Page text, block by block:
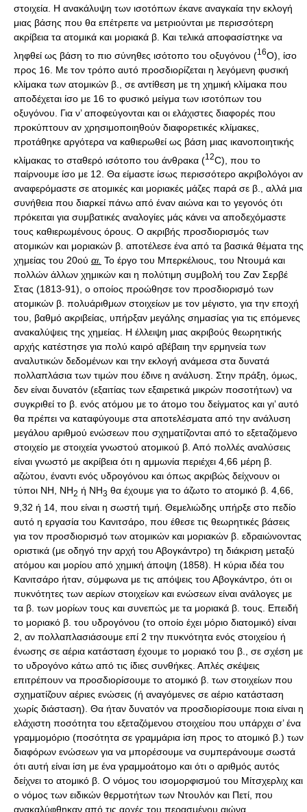
στοιχεία. Η ανακάλυψη των ισοτόπων έκανε αναγκαία την εκλογή
μιας βάσης που θα επέτρεπε να μετριούνται με περισσότερη
ακρίβεια τα ατομικά και μοριακά β. Και τελικά αποφασίστηκε να
ληφθεί ως βάση το πιο σύνηθες ισότοπο του οξυγόνου (16Ο), ίσο
προς 16. Με τον τρόπο αυτό προσδιορίζεται η λεγόμενη φυσική
κλίμακα των ατομικών β., σε αντίθεση με τη χημική κλίμακα που
αποδέχεται ίσο με 16 το φυσικό μείγμα των ισοτόπων του
οξυγόνου. Για ν’ αποφεύγονται και οι ελάχιστες διαφορές που
προκύπτουν αν χρησιμοποιηθούν διαφορετικές κλίμακες,
προτάθηκε αργότερα να καθιερωθεί ως βάση μιας ικανοποιητικής
κλίμακας το σταθερό ισότοπο του άνθρακα (12C), που το
παίρνουμε ίσο με 12. Θα είμαστε ίσως περισσότερο ακριβολόγοι αν
αναφερόμαστε σε ατομικές και μοριακές μάζες παρά σε β., αλλά μια
συνήθεια που διαρκεί πάνω από έναν αιώνα και το γεγονός ότι
πρόκειται για συμβατικές αναλογίες μάς κάνει να αποδεχόμαστε
τους καθιερωμένους όρους. Ο ακριβής προσδιορισμός των
ατομικών και μοριακών β. αποτέλεσε ένα από τα βασικά θέματα της
χημείας του 20ού αι. Το έργο του Μπερκέλιους, του Ντουμά και
πολλών άλλων χημικών και η πολύτιμη συμβολή του Ζαν Σερβέ
Στας (1813-91), ο οποίος προώθησε τον προσδιορισμό των
ατομικών β. πολυάριθμων στοιχείων με τον μέγιστο, για την εποχή
του, βαθμό ακριβείας, υπήρξαν μεγάλης σημασίας για τις επόμενες
ανακαλύψεις της χημείας. Η έλλειψη μιας ακριβούς θεωρητικής
αρχής κατέστησε για πολύ καιρό αβέβαιη την ερμηνεία των
αναλυτικών δεδομένων και την εκλογή ανάμεσα στα δυνατά
πολλαπλάσια των τιμών που έδινε η ανάλυση. Στην πράξη, όμως,
δεν είναι δυνατόν (εξαιτίας των εξαιρετικά μικρών ποσοτήτων) να
συγκριθεί το β. ενός ατόμου με το άτομο του δείγματος και γι’ αυτό
θα πρέπει να καταφύγουμε στα αποτελέσματα από την ανάλυση
μεγάλου αριθμού ενώσεων που σχηματίζονται από το εξεταζόμενο
στοιχείο με στοιχεία γνωστού ατομικού β. Από πολλές αναλύσεις
είναι γνωστό με ακρίβεια ότι η αμμωνία περιέχει 4,66 μέρη β.
αζώτου, έναντι ενός υδρογόνου και όπως ακριβώς δείχνουν οι
τύποι ΝΗ, ΝΗ2 ή ΝΗ3 θα έχουμε για το άζωτο το ατομικό β. 4,66,
9,32 ή 14, που είναι η σωστή τιμή. Θεμελιώδης υπήρξε στο πεδίο
αυτό η εργασία του Κανιτσάρο, που έθεσε τις θεωρητικές βάσεις
για τον προσδιορισμό των ατομικών και μοριακών β. εδραιώνοντας
οριστικά (με οδηγό την αρχή του Αβογκάντρο) τη διάκριση μεταξύ
ατόμου και μορίου από χημική άποψη (1858). Η κύρια ιδέα του
Κανιτσάρο ήταν, σύμφωνα με τις απόψεις του Αβογκάντρο, ότι οι
πυκνότητες των αερίων στοιχείων και ενώσεων είναι ανάλογες με
τα β. των μορίων τους και συνεπώς με τα μοριακά β. τους. Επειδή
το μοριακό β. του υδρογόνου (το οποίο έχει μόριο διατομικό) είναι
2, αν πολλαπλασιάσουμε επί 2 την πυκνότητα ενός στοιχείου ή
ένωσης σε αέρια κατάσταση έχουμε το μοριακό του β., σε σχέση με
το υδρογόνο κάτω από τις ίδιες συνθήκες. Απλές σκέψεις
επιτρέπουν να προσδιορίσουμε το ατομικό β. των στοιχείων που
σχηματίζουν αέριες ενώσεις (ή αναγόμενες σε αέριο κατάσταση
χωρίς διάσταση). Θα ήταν δυνατόν να προσδιορίσουμε ποια είναι η
ελάχιστη ποσότητα του εξεταζόμενου στοιχείου που υπάρχει σ’ ένα
γραμμομόριο (ποσότητα σε γραμμάρια ίση προς το ατομικό β.) των
διαφόρων ενώσεων για να μπορέσουμε να συμπεράνουμε σωστά
ότι αυτή είναι ίση με ένα γραμμοάτομο και ότι ο αριθμός αυτός
δείχνει το ατομικό β. Ο νόμος του ισομορφισμού του Μίτσχερλιχ και
ο νόμος των ειδικών θερμοτήτων των Ντουλόν και Πετί, που
ανακαλύφθηκαν από τις αρχές του περασμένου αιώνα,